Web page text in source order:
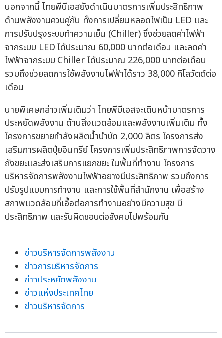
นอกจากนี้ ไทยพีบีเอสยังดำเนินมาตรการเพิ่มประสิทธิภาพ
ด้านพลังงานควบคู่กัน ทั้งการเปลี่ยนหลอดไฟเป็น LED และ
การปรับปรุงระบบทำความเย็น (Chiller) ซึ่งช่วยลดค่าไฟฟ้า
จากระบบ LED ได้ประมาณ 60,000 บาทต่อเดือน และลดค่า
ไฟฟ้าจากระบบ Chiller ได้ประมาณ 226,000 บาทต่อเดือน
รวมถึงช่วยลดการใช้พลังงานไฟฟ้าได้ราว 38,000 กิโลวัตต์ต่อ
เดือน
นายพิเศษกล่าวเพิ่มเติมว่า ไทยพีบีเอสจะเดินหน้ามาตรการ
ประหยัดพลังงาน ด้านสิ่งแวดล้อมและพลังงานเพิ่มเติม ทั้ง
โครงการขยายกำลังผลิตน้ำบำบัด 2,000 ลิตร โครงการส่ง
เสริมการผลิตปุ๋ยอินทรีย์ โครงการเพิ่มประสิทธิภาพการจัดวาง
ถังขยะและส่งเสริมการแยกขยะ ในพื้นที่ทำงาน โครงการ
บริหารจัดการพลังงานไฟฟ้าอย่างมีประสิทธิภาพ รวมถึงการ
ปรับรูปแบบการทำงาน และการใช้พื้นที่สำนักงาน เพื่อสร้าง
สภาพแวดล้อมที่เอื้อต่อการทำงานอย่างมีความสุข มี
ประสิทธิภาพ และรับผิดชอบต่อสังคมไปพร้อมกัน
ข่าวบริหารจัดการพลังงาน
ข่าวการบริหารจัดการ
ข่าวประหยัดพลังงาน
ข่าวแห่งประเทศไทย
ข่าวบริหารจัดการ